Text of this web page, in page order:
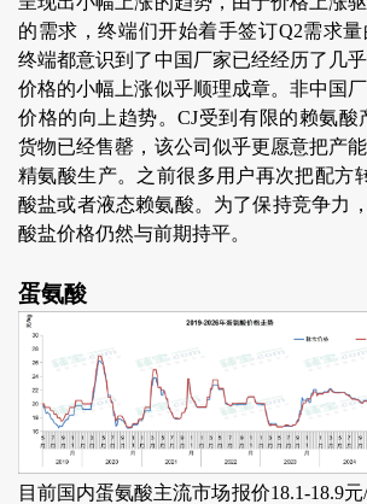
的需求，终端们开始着手签订Q2需求
终端都意识到了中国厂家已经经历了几
价格的小幅上涨似乎顺理成章。非中国
价格的向上趋势。CJ受到有限的赖氨酸
货物已经售罄，该公司似乎更愿意把产
精氨酸生产。之前很多用户再次把配方
酸盐或者液态赖氨酸。为了保持竞争力
酸盐价格仍然与前期持平。
蛋氨酸
目前国内蛋氨酸主流市场报价18.1-18.9